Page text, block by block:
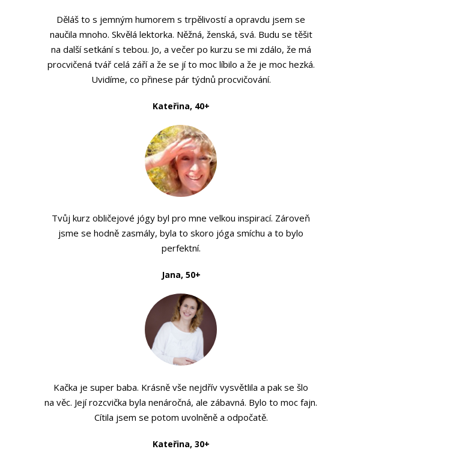
Děláš to s jemným humorem s trpělivostí a opravdu jsem se
naučila mnoho. Skvělá lektorka. Něžná, ženská, svá. Budu se těšit
na další setkání s tebou. Jo, a večer po kurzu se mi zdálo, že má
procvičená tvář celá září a že se jí to moc líbilo a že je moc hezká.
Uvidíme, co přinese pár týdnů procvičování.
Kateřina, 40+
Tvůj kurz obličejové jógy byl pro mne velkou inspirací. Zároveň
jsme se hodně zasmály, byla to skoro jóga smíchu a to bylo
perfektní.
Jana, 50+
Kačka je super baba. Krásně vše nejdřív vysvětlila a pak se šlo
na věc. Její rozcvička byla nenáročná, ale zábavná. Bylo to moc fajn.
Cítila jsem se potom uvolněně a odpočatě.
Kateřina, 30+